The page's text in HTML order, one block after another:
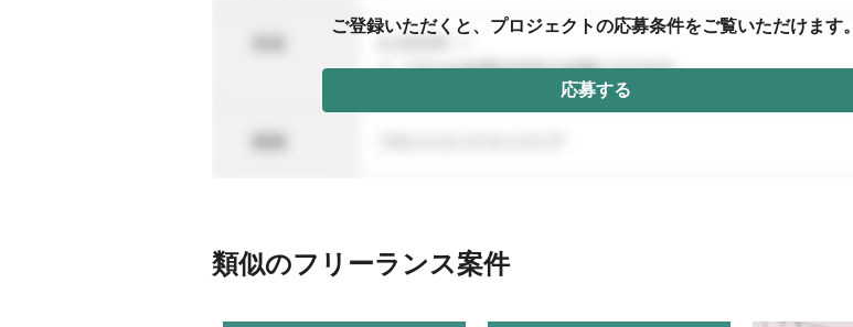
ご登録いただくと、プロジェクトの応募条件をご覧いただけます。
応募する
類似のフリーランス案件